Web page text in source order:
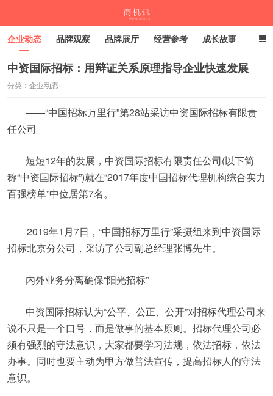
企业动态 品牌观察 品牌展厅 经营参考 成长故事
深度观察 伙伴计划
中资国际招标：用辩证关系原理指导企业快速发展
分类： 企业动态
——“中国招标万里行”第28站采访中资国际招标有限责
任公司
短短12年的发展，中资国际招标有限责任公司(以下简
称“中资国际招标”)就在“2017年度中国招标代理机构综合实力
百强榜单”中位居第7名。
2019年1月7日，“中国招标万里行”采摄组来到中资国际
招标北京分公司，采访了公司副总经理张博先生。
内外业务分离确保“阳光招标”
中资国际招标认为“公平、公正、公开”对招标代理公司来
说不只是一个口号，而是做事的基本原则。招标代理公司必
须有强烈的守法意识，大家都要学习法规，依法招标，依法
办事。同时也要主动为甲方做普法宣传，提高招标人的守法
意识。